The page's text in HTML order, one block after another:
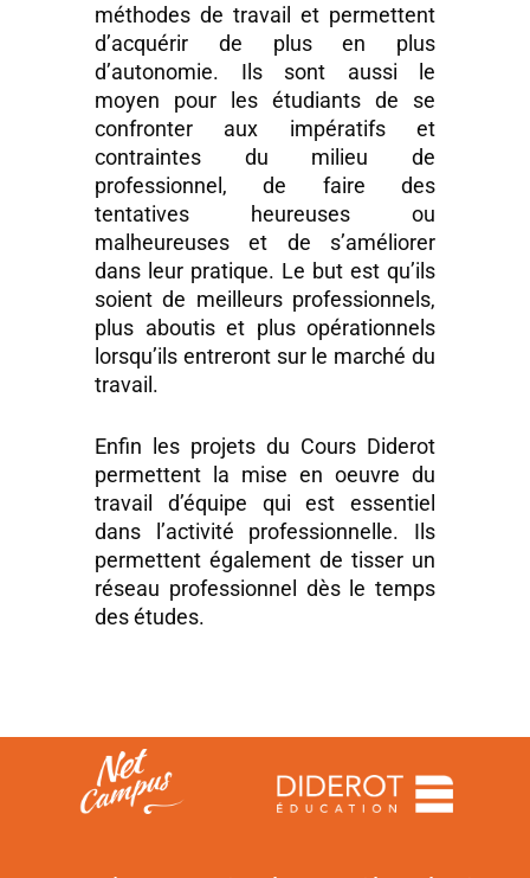
méthodes de travail et permettent
d’acquérir de plus en plus
d’autonomie. Ils sont aussi le
moyen pour les étudiants de se
confronter aux impératifs et
contraintes du milieu de
professionnel, de faire des
tentatives heureuses ou
malheureuses et de s’améliorer
dans leur pratique. Le but est qu’ils
soient de meilleurs professionnels,
plus aboutis et plus opérationnels
lorsqu’ils entreront sur le marché du
travail.
Enfin les projets du Cours Diderot
permettent la mise en oeuvre du
travail d’équipe qui est essentiel
dans l’activité professionnelle. Ils
permettent également de tisser un
réseau professionnel dès le temps
des études.